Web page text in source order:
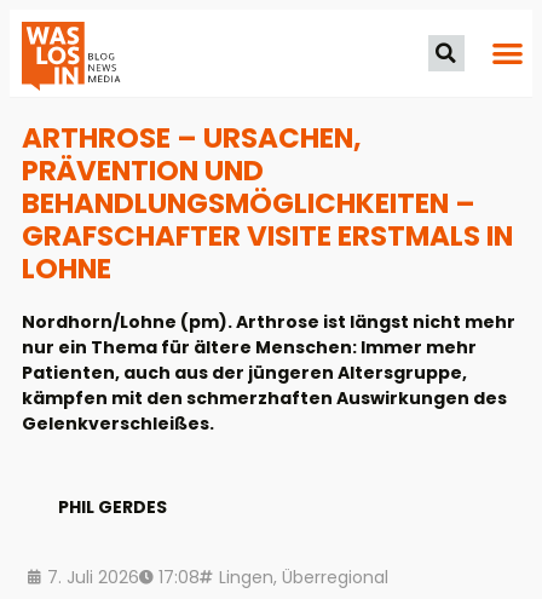
ARTHROSE – URSACHEN,
PRÄVENTION UND
BEHANDLUNGSMÖGLICHKEITEN –
GRAFSCHAFTER VISITE ERSTMALS IN
LOHNE
Nordhorn/Lohne (pm). Arthrose ist längst nicht mehr
nur ein Thema für ältere Menschen: Immer mehr
Patienten, auch aus der jüngeren Altersgruppe,
kämpfen mit den schmerzhaften Auswirkungen des
Gelenkverschleißes.
PHIL GERDES
7. Juli 2026 17:08 Lingen, Überregional